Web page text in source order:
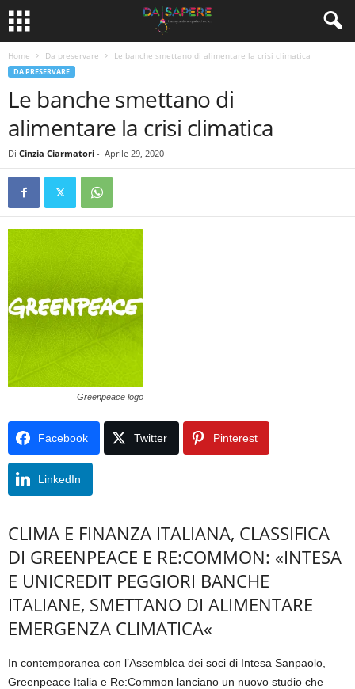
Home Da preservare Le banche smettano di alimentare la crisi climatica
DA PRESERVARE
Le banche smettano di
alimentare la crisi climatica
Di Cinzia Ciarmatori - Aprile 29, 2020
Greenpeace logo
Facebook Twitter Pinterest
LinkedIn
CLIMA E FINANZA ITALIANA, CLASSIFICA
DI GREENPEACE E RE:COMMON: «INTESA
E UNICREDIT PEGGIORI BANCHE
ITALIANE, SMETTANO DI ALIMENTARE
EMERGENZA CLIMATICA«
In contemporanea con l’Assemblea dei soci di Intesa Sanpaolo,
Greenpeace Italia e Re:Common lanciano un nuovo studio che